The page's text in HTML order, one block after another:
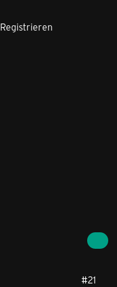
Registrieren
#21